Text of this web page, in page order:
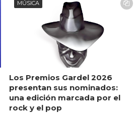
MÚSICA
Los Premios Gardel 2026
presentan sus nominados:
una edición marcada por el
rock y el pop